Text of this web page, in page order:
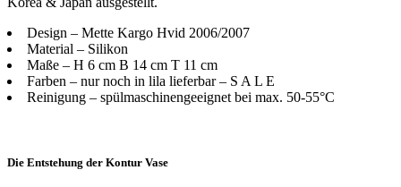
Design – Mette Kargo Hvid 2006/2007
Material – Silikon
Maße – H 6 cm B 14 cm T 11 cm
Farben – nur noch in lila lieferbar – S A L E
Reinigung – spülmaschinengeeignet bei max. 50-55°C
Die Entstehung der Kontur Vase